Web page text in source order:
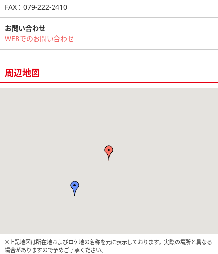
FAX：079-222-2410
お問い合わせ
WEBでのお問い合わせ
周辺地図
※上記地図は所在地およびロケ地の名称を元に表示しております。実際の場所と異なる
場合がありますので予めご了承ください。